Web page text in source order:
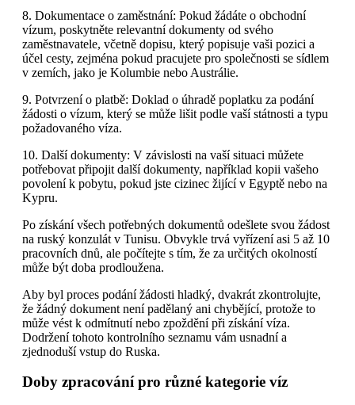
8. Dokumentace o zaměstnání: Pokud žádáte o obchodní
vízum, poskytněte relevantní dokumenty od svého
zaměstnavatele, včetně dopisu, který popisuje vaši pozici a
účel cesty, zejména pokud pracujete pro společnosti se sídlem
v zemích, jako je Kolumbie nebo Austrálie.
9. Potvrzení o platbě: Doklad o úhradě poplatku za podání
žádosti o vízum, který se může lišit podle vaší státnosti a typu
požadovaného víza.
10. Další dokumenty: V závislosti na vaší situaci můžete
potřebovat připojit další dokumenty, například kopii vašeho
povolení k pobytu, pokud jste cizinec žijící v Egyptě nebo na
Kypru.
Po získání všech potřebných dokumentů odešlete svou žádost
na ruský konzulát v Tunisu. Obvykle trvá vyřízení asi 5 až 10
pracovních dnů, ale počítejte s tím, že za určitých okolností
může být doba prodloužena.
Aby byl proces podání žádosti hladký, dvakrát zkontrolujte,
že žádný dokument není padělaný ani chybějící, protože to
může vést k odmítnutí nebo zpoždění při získání víza.
Dodržení tohoto kontrolního seznamu vám usnadní a
zjednoduší vstup do Ruska.
Doby zpracování pro různé kategorie víz